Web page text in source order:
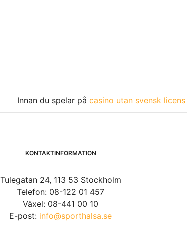
Innan du spelar på casino utan svensk licens
KONTAKTINFORMATION
Tulegatan 24, 113 53 Stockholm
Telefon: 08-122 01 457
Växel: 08-441 00 10
E-post: info@sporthalsa.se